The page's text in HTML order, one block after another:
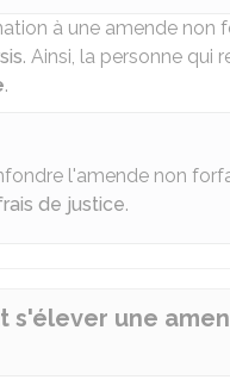
à une amende non
. Ainsi, la personne qui
.
l'amende non
de justice.
s'élever une